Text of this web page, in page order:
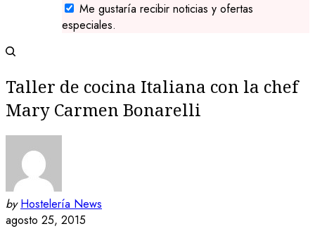
Me gustaría recibir noticias y ofertas
especiales.
Taller de cocina Italiana con la chef
Mary Carmen Bonarelli
by Hostelería News
agosto 25, 2015